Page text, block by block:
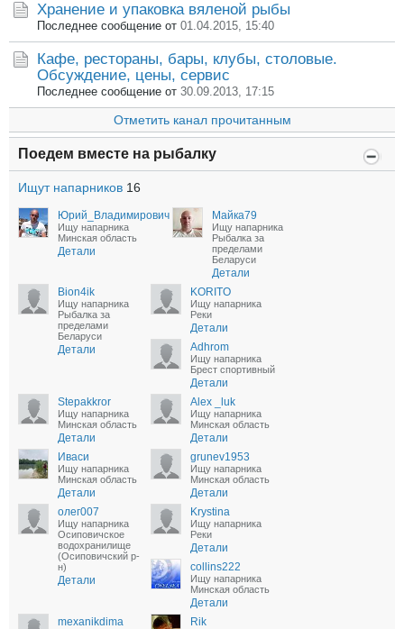
Хранение и упаковка вяленой рыбы
Последнее сообщение от 01.04.2015, 15:40
Кафе, рестораны, бары, клубы, столовые.
Обсуждение, цены, сервис
Последнее сообщение от 30.09.2013, 17:15
Отметить канал прочитанным
Поедем вместе на рыбалку
Ищут напарников 16
Юрий_Владимирович
Ищу напарника
Минская область
Детали
Майка79
Ищу напарника
Рыбалка за
пределами
Беларуси
Детали
Bion4ik
Ищу напарника
Рыбалка за
пределами
Беларуси
Детали
KORITO
Ищу напарника
Реки
Детали
Adhrom
Ищу напарника
Брест спортивный
Детали
Stepakkror
Ищу напарника
Минская область
Детали
Alex _luk
Ищу напарника
Минская область
Детали
Иваси
Ищу напарника
Минская область
Детали
grunev1953
Ищу напарника
Минская область
Детали
олег007
Ищу напарника
Осиповичское
водохранилище
(Осиповичский р-
н)
Детали
Krystina
Ищу напарника
Реки
Детали
collins222
Ищу напарника
Минская область
Детали
mexanikdima
Rik